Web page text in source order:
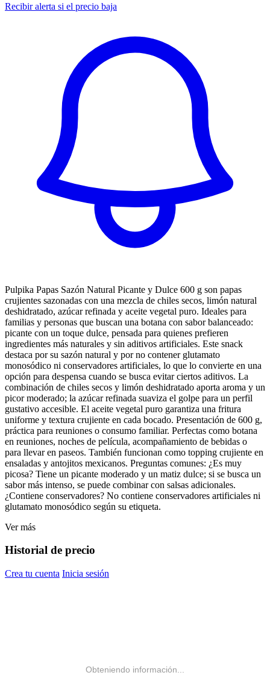
Recibir alerta si el precio baja
Pulpika Papas Sazón Natural Picante y Dulce 600 g son papas
crujientes sazonadas con una mezcla de chiles secos, limón natural
deshidratado, azúcar refinada y aceite vegetal puro. Ideales para
familias y personas que buscan una botana con sabor balanceado:
picante con un toque dulce, pensada para quienes prefieren
ingredientes más naturales y sin aditivos artificiales. Este snack
destaca por su sazón natural y por no contener glutamato
monosódico ni conservadores artificiales, lo que lo convierte en una
opción para despensa cuando se busca evitar ciertos aditivos. La
combinación de chiles secos y limón deshidratado aporta aroma y un
picor moderado; la azúcar refinada suaviza el golpe para un perfil
gustativo accesible. El aceite vegetal puro garantiza una fritura
uniforme y textura crujiente en cada bocado. Presentación de 600 g,
práctica para reuniones o consumo familiar. Perfectas como botana
en reuniones, noches de película, acompañamiento de bebidas o
para llevar en paseos. También funcionan como topping crujiente en
ensaladas y antojitos mexicanos. Preguntas comunes: ¿Es muy
picosa? Tiene un picante moderado y un matiz dulce; si se busca un
sabor más intenso, se puede combinar con salsas adicionales.
¿Contiene conservadores? No contiene conservadores artificiales ni
glutamato monosódico según su etiqueta.
Ver más
Historial de precio
Crea tu cuenta Inicia sesión
Obteniendo información...